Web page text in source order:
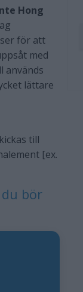
Hong
för att
med
används
lättare
till
[ex.
bör